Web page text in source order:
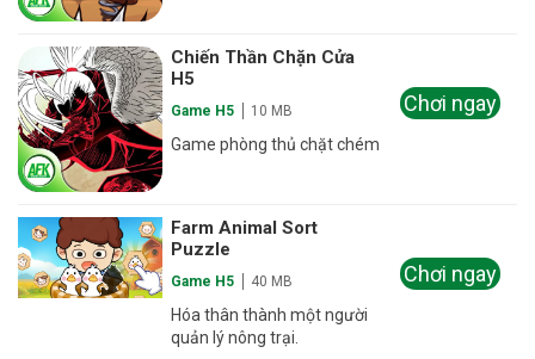
Chiến Thần Chặn Cửa
H5
Game H5 10 MB
Game phòng thủ chặt chém
Chơi ngay
Farm Animal Sort
Puzzle
Game H5 40 MB
Hóa thân thành một người
quản lý nông trại.
Chơi ngay